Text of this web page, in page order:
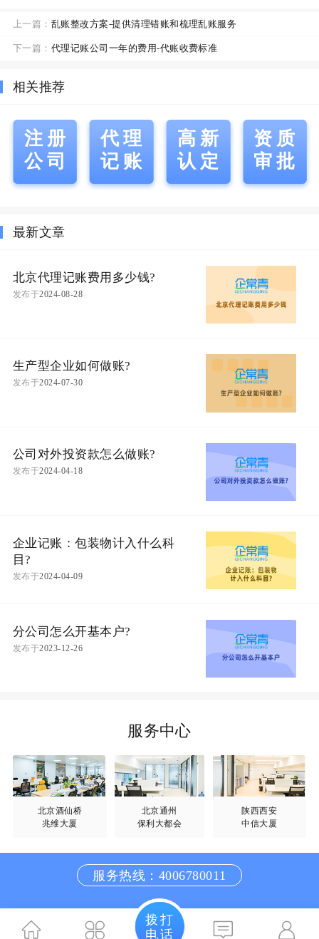
拨打
电话
上一篇： 乱账整改方案-提供清理错账和梳理乱账服务
下一篇： 代理记账公司一年的费用-代账收费标准
相关推荐
注册
公司
代理
记账
高新
认定
资质
审批
最新文章
北京代理记账费用多少钱?
发布于2024-08-28
生产型企业如何做账?
发布于2024-07-30
公司对外投资款怎么做账?
发布于2024-04-18
企业记账：包装物计入什么科
目?
发布于2024-04-09
分公司怎么开基本户?
发布于2023-12-26
服务中心
北京酒仙桥
兆维大厦
北京通州
保利大都会
陕西西安
中信大厦
服务热线：4006780011